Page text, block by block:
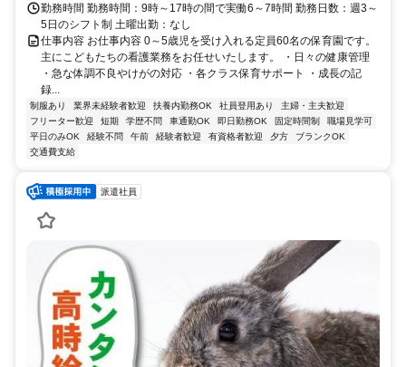
OK（駐輪場あり）
勤務時間 勤務時間：9時～17時の間で実働6～7時間 勤務日数：週3～
5日のシフト制 土曜出勤：なし
仕事内容 お仕事内容 0～5歳児を受け入れる定員60名の保育園です。
主にこどもたちの看護業務をお任せいたします。 ・日々の健康管理
・急な体調不良やけがの対応 ・各クラス保育サポート ・成長の記
録...
制服あり 業界未経験者歓迎 扶養内勤務OK 社員登用あり
主婦・主夫歓迎
フリーター歓迎
短期 学歴不問 車通勤OK 即日勤務OK 固定時間制
職場見学可
平日のみOK
経験不問 午前 経験者歓迎 有資格者歓迎 夕方
ブランクOK
交通費支給
派遣社員